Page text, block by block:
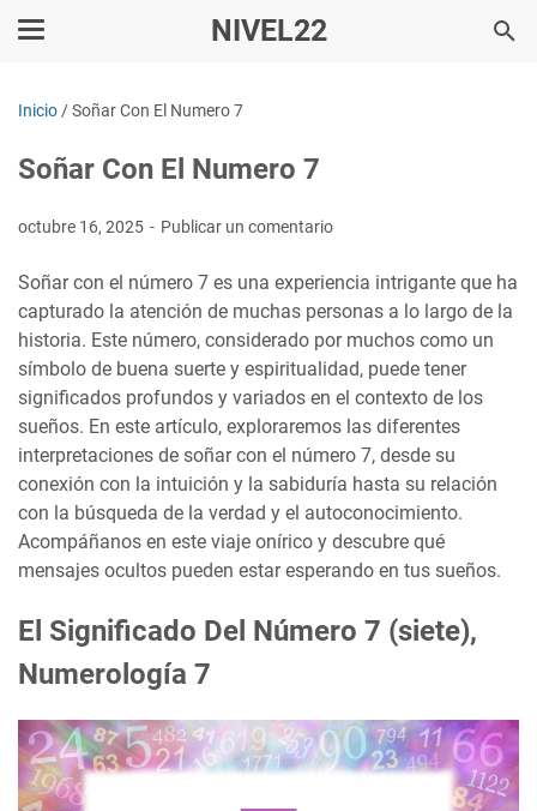
NIVEL22
Inicio /Soñar Con El Numero 7
Soñar Con El Numero 7
octubre 16, 2025 Publicar un comentario
Soñar con el número 7 es una experiencia intrigante que ha
capturado la atención de muchas personas a lo largo de la
historia. Este número, considerado por muchos como un
símbolo de buena suerte y espiritualidad, puede tener
significados profundos y variados en el contexto de los
sueños. En este artículo, exploraremos las diferentes
interpretaciones de soñar con el número 7, desde su
conexión con la intuición y la sabiduría hasta su relación
con la búsqueda de la verdad y el autoconocimiento.
Acompáñanos en este viaje onírico y descubre qué
mensajes ocultos pueden estar esperando en tus sueños.
El Significado Del Número 7 (siete),
Numerología 7